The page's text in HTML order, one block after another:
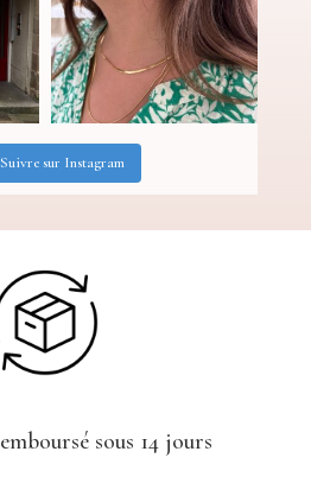
Suivre sur Instagram
sous 14 jours